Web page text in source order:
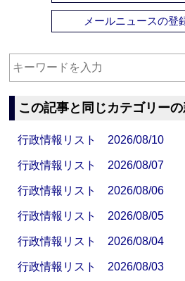
メールニュースの登
この記事と同じカテゴリー
行政情報リスト 2026/08/10
行政情報リスト 2026/08/07
行政情報リスト 2026/08/06
行政情報リスト 2026/08/05
行政情報リスト 2026/08/04
行政情報リスト 2026/08/03